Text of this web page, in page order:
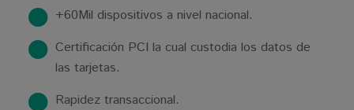
+60Mil dispositivos a nivel nacional.
Certificación PCI la cual custodia los datos de
las tarjetas.
Rapidez transaccional.